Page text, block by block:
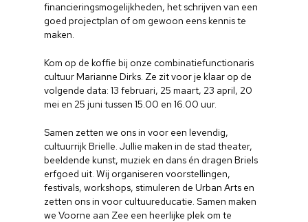
financieringsmogelijkheden, het schrijven van een
goed projectplan of om gewoon eens kennis te
maken.
Kom op de koffie bij onze combinatiefunctionaris
cultuur Marianne Dirks. Ze zit voor je klaar op de
volgende data: 13 februari, 25 maart, 23 april, 20
mei en 25 juni tussen 15.00 en 16.00 uur.
Samen zetten we ons in voor een levendig,
cultuurrijk Brielle. Jullie maken in de stad theater,
beeldende kunst, muziek en dans én dragen Briels
erfgoed uit. Wij organiseren voorstellingen,
festivals, workshops, stimuleren de Urban Arts en
zetten ons in voor cultuureducatie. Samen maken
we Voorne aan Zee een heerlijke plek om te